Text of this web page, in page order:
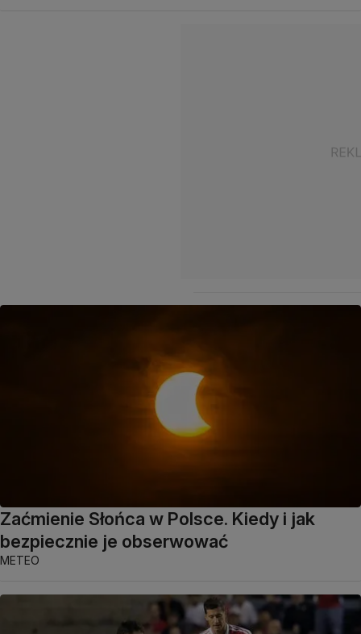
Zaćmienie Słońca w Polsce. Kiedy i jak
bezpiecznie je obserwować
METEO